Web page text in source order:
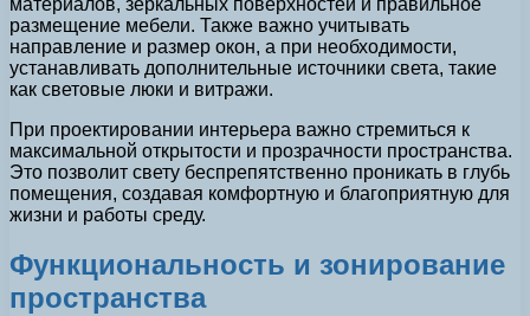
размещение мебели. Также важно учитывать
направление и размер окон, а при необходимости,
устанавливать дополнительные источники света, такие
как световые люки и витражи.
При проектировании интерьера важно стремиться к
максимальной открытости и прозрачности пространства.
Это позволит свету беспрепятственно проникать в глубь
помещения, создавая комфортную и благоприятную для
жизни и работы среду.
Функциональность и зонирование
пространства